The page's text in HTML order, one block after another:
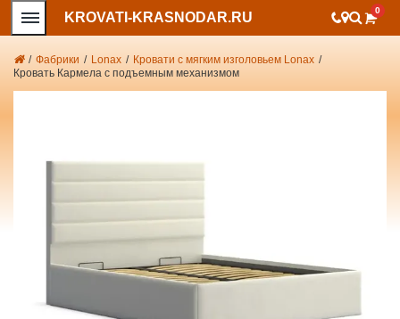
KROVATI-KRASNODAR.RU 0
/ Фабрики / Lonax / Кровати с мягким изголовьем Lonax /
Кровать Кармела с подъемным механизмом